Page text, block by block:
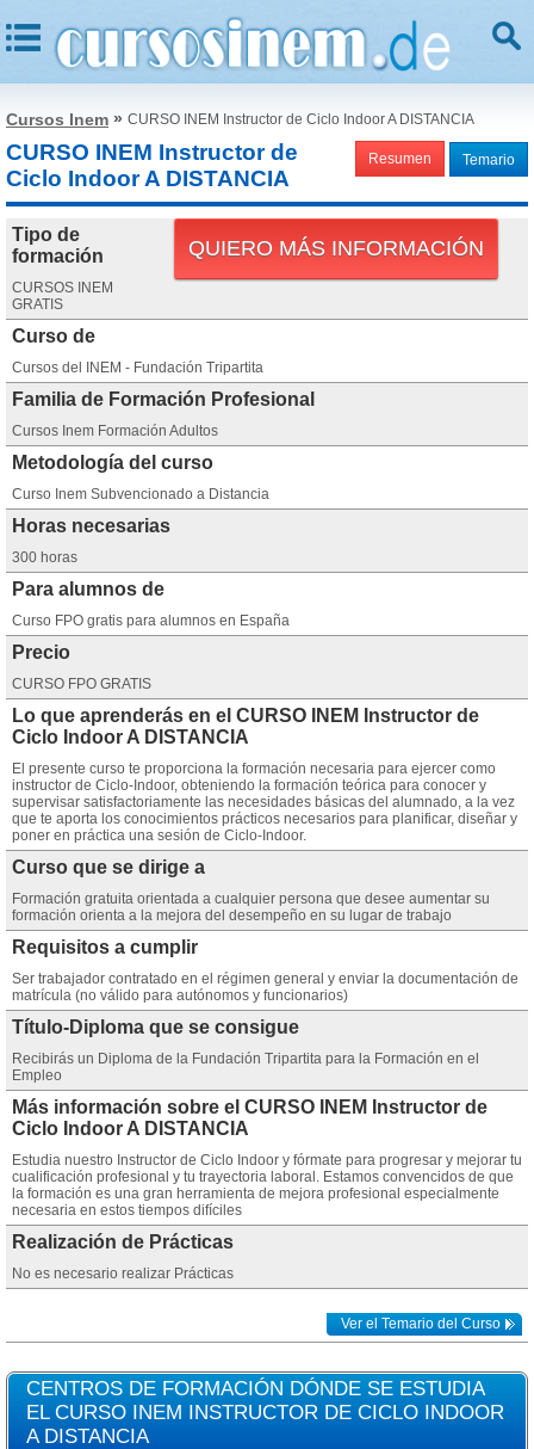
Cursos Inem » CURSO INEM Instructor de Ciclo Indoor A DISTANCIA
Resumen Temario
CURSO INEM Instructor de
Ciclo Indoor A DISTANCIA
QUIERO MÁS INFORMACIÓN
Tipo de
formación
CURSOS INEM
GRATIS
Curso de
Cursos del INEM - Fundación Tripartita
Familia de Formación Profesional
Cursos Inem Formación Adultos
Metodología del curso
Curso Inem Subvencionado a Distancia
Horas necesarias
300 horas
Para alumnos de
Curso FPO gratis para alumnos en España
Precio
CURSO FPO GRATIS
Lo que aprenderás en el CURSO INEM Instructor de
Ciclo Indoor A DISTANCIA
El presente curso te proporciona la formación necesaria para ejercer como
instructor de Ciclo-Indoor, obteniendo la formación teórica para conocer y
supervisar satisfactoriamente las necesidades básicas del alumnado, a la vez
que te aporta los conocimientos prácticos necesarios para planificar, diseñar y
poner en práctica una sesión de Ciclo-Indoor.
Curso que se dirige a
Formación gratuita orientada a cualquier persona que desee aumentar su
formación orienta a la mejora del desempeño en su lugar de trabajo
Requisitos a cumplir
Ser trabajador contratado en el régimen general y enviar la documentación de
matrícula (no válido para autónomos y funcionarios)
Título-Diploma que se consigue
Recibirás un Diploma de la Fundación Tripartita para la Formación en el
Empleo
Más información sobre el CURSO INEM Instructor de
Ciclo Indoor A DISTANCIA
Estudia nuestro Instructor de Ciclo Indoor y fórmate para progresar y mejorar tu
cualificación profesional y tu trayectoria laboral. Estamos convencidos de que
la formación es una gran herramienta de mejora profesional especialmente
necesaria en estos tiempos difíciles
Realización de Prácticas
No es necesario realizar Prácticas
Ver el Temario del Curso
CENTROS DE FORMACIÓN DÓNDE SE ESTUDIA
EL CURSO INEM INSTRUCTOR DE CICLO INDOOR
A DISTANCIA